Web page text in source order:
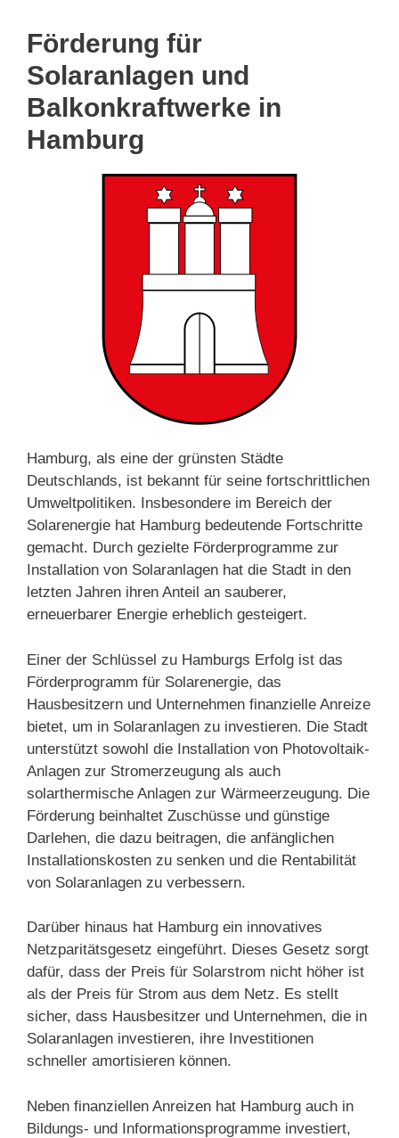
Förderung für
Solaranlagen und
Balkonkraftwerke in
Hamburg
Hamburg, als eine der grünsten Städte
Deutschlands, ist bekannt für seine fortschrittlichen
Umweltpolitiken. Insbesondere im Bereich der
Solarenergie hat Hamburg bedeutende Fortschritte
gemacht. Durch gezielte Förderprogramme zur
Installation von Solaranlagen hat die Stadt in den
letzten Jahren ihren Anteil an sauberer,
erneuerbarer Energie erheblich gesteigert.
Einer der Schlüssel zu Hamburgs Erfolg ist das
Förderprogramm für Solarenergie, das
Hausbesitzern und Unternehmen finanzielle Anreize
bietet, um in Solaranlagen zu investieren. Die Stadt
unterstützt sowohl die Installation von Photovoltaik-
Anlagen zur Stromerzeugung als auch
solarthermische Anlagen zur Wärmeerzeugung. Die
Förderung beinhaltet Zuschüsse und günstige
Darlehen, die dazu beitragen, die anfänglichen
Installationskosten zu senken und die Rentabilität
von Solaranlagen zu verbessern.
Darüber hinaus hat Hamburg ein innovatives
Netzparitätsgesetz eingeführt. Dieses Gesetz sorgt
dafür, dass der Preis für Solarstrom nicht höher ist
als der Preis für Strom aus dem Netz. Es stellt
sicher, dass Hausbesitzer und Unternehmen, die in
Solaranlagen investieren, ihre Investitionen
schneller amortisieren können.
Neben finanziellen Anreizen hat Hamburg auch in
Bildungs- und Informationsprogramme investiert,